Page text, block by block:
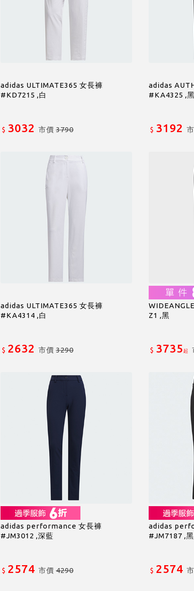
adidas ULTIMATE365 女長褲
#KD7215 ,白
$ 3032 市價3790
adidas
#KA4325 ,黑
$ 3192
adidas ULTIMATE365 女長褲
#KA4314 ,白
$ 2632 市價3290
Z1 ,黑
$ 3735起
adidas performance 女長褲
#JM3012 ,深藍
$ 2574 市價4290
adidas
#JM7187 ,黑
$ 2574